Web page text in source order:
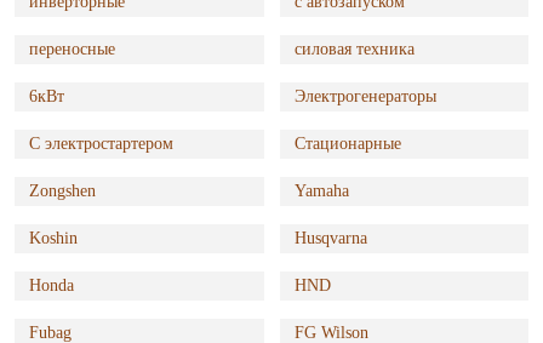
переносные силовая техника
6кВт Электрогенераторы
С электростартером Стационарные
Zongshen Yamaha
Koshin Husqvarna
Honda HND
Fubag FG Wilson